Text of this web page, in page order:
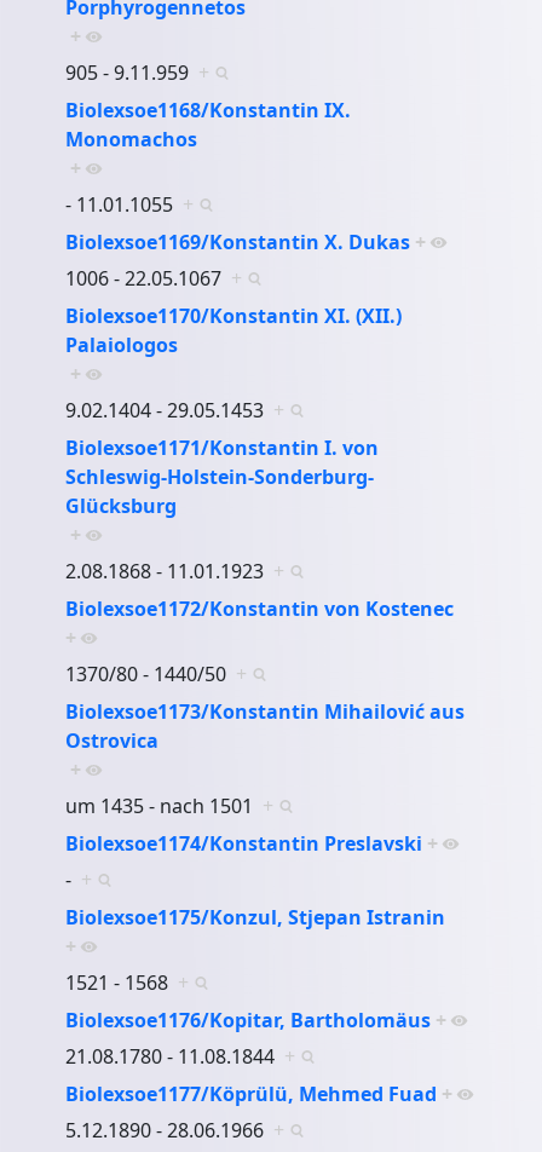
Porphyrogennetos
+
905 - 9.11.959 +
Biolexsoe1168/Konstantin IX.
Monomachos
+
- 11.01.1055 +
Biolexsoe1169/Konstantin X. Dukas +
1006 - 22.05.1067 +
Biolexsoe1170/Konstantin XI. (XII.)
Palaiologos
+
9.02.1404 - 29.05.1453 +
Biolexsoe1171/Konstantin I. von
Schleswig-Holstein-Sonderburg-
Glücksburg
+
2.08.1868 - 11.01.1923 +
Biolexsoe1172/Konstantin von Kostenec
+
1370/80 - 1440/50 +
Biolexsoe1173/Konstantin Mihailović aus
Ostrovica
+
um 1435 - nach 1501 +
Biolexsoe1174/Konstantin Preslavski +
- +
Biolexsoe1175/Konzul, Stjepan Istranin
+
1521 - 1568 +
Biolexsoe1176/Kopitar, Bartholomäus +
21.08.1780 - 11.08.1844 +
Biolexsoe1177/Köprülü, Mehmed Fuad +
5.12.1890 - 28.06.1966 +